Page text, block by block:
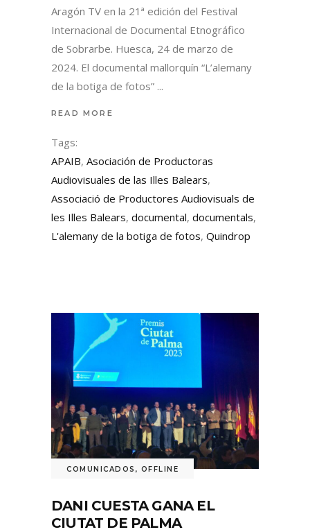
Aragón TV en la 21ª edición del Festival
Internacional de Documental Etnográfico
de Sobrarbe. Huesca, 24 de marzo de
2024. El documental mallorquín “L’alemany
de la botiga de fotos”
READ MORE
Tags:
APAIB, Asociación de Productoras
Audiovisuales de las Illes Balears,
Associació de Productores Audiovisuals de
les Illes Balears, documental, documentals,
L'alemany de la botiga de fotos, Quindrop
COMUNICADOS , OFFLINE
DANI CUESTA GANA EL
CIUTAT DE PALMA